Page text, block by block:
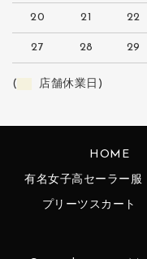
20 21 22
27 28 29
( 店舗休業日)
HOME
有名女子高セーラー服
プリーツスカート